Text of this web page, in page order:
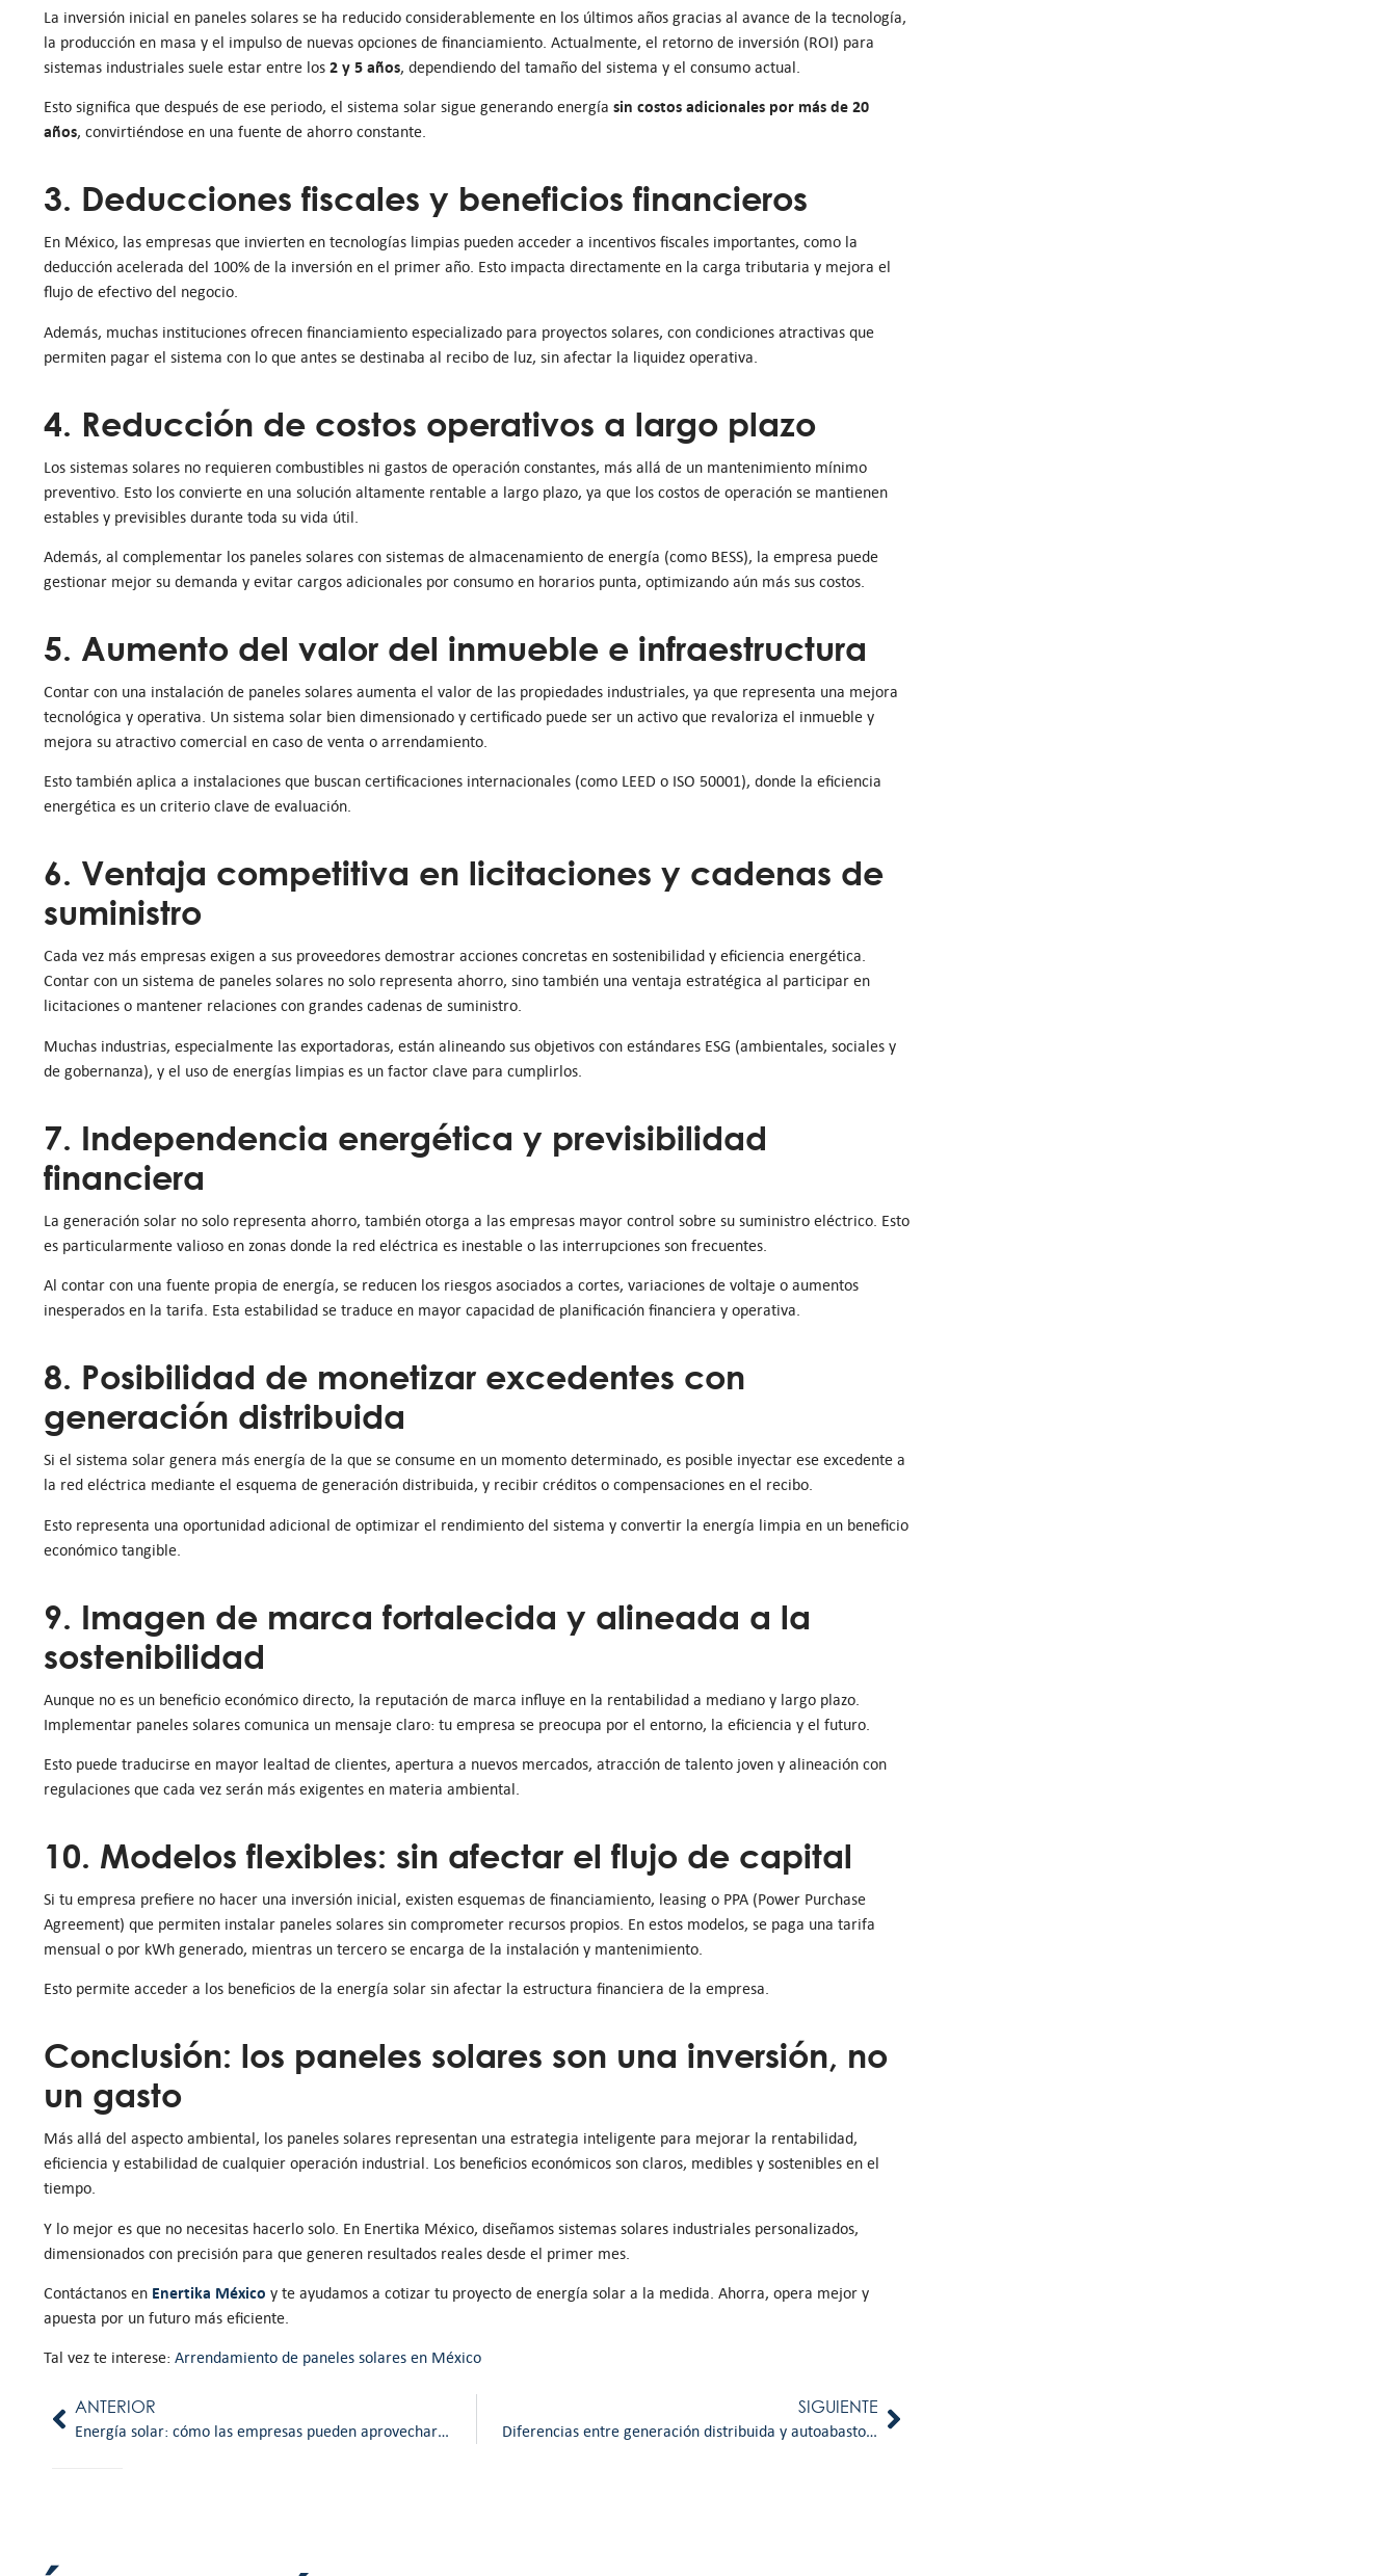
La inversión inicial en paneles solares se ha reducido considerablemente en los últimos años gracias al avance de la tecnología,
la producción en masa y el impulso de nuevas opciones de financiamiento. Actualmente, el retorno de inversión (ROI) para
sistemas industriales suele estar entre los 2 y 5 años, dependiendo del tamaño del sistema y el consumo actual.
Esto significa que después de ese periodo, el sistema solar sigue generando energía sin costos adicionales por más de 20
años, convirtiéndose en una fuente de ahorro constante.
3. Deducciones fiscales y beneficios financieros
En México, las empresas que invierten en tecnologías limpias pueden acceder a incentivos fiscales importantes, como la
deducción acelerada del 100% de la inversión en el primer año. Esto impacta directamente en la carga tributaria y mejora el
flujo de efectivo del negocio.
Además, muchas instituciones ofrecen financiamiento especializado para proyectos solares, con condiciones atractivas que
permiten pagar el sistema con lo que antes se destinaba al recibo de luz, sin afectar la liquidez operativa.
4. Reducción de costos operativos a largo plazo
Los sistemas solares no requieren combustibles ni gastos de operación constantes, más allá de un mantenimiento mínimo
preventivo. Esto los convierte en una solución altamente rentable a largo plazo, ya que los costos de operación se mantienen
estables y previsibles durante toda su vida útil.
Además, al complementar los paneles solares con sistemas de almacenamiento de energía (como BESS), la empresa puede
gestionar mejor su demanda y evitar cargos adicionales por consumo en horarios punta, optimizando aún más sus costos.
5. Aumento del valor del inmueble e infraestructura
Contar con una instalación de paneles solares aumenta el valor de las propiedades industriales, ya que representa una mejora
tecnológica y operativa. Un sistema solar bien dimensionado y certificado puede ser un activo que revaloriza el inmueble y
mejora su atractivo comercial en caso de venta o arrendamiento.
Esto también aplica a instalaciones que buscan certificaciones internacionales (como LEED o ISO 50001), donde la eficiencia
energética es un criterio clave de evaluación.
6. Ventaja competitiva en licitaciones y cadenas de
suministro
Cada vez más empresas exigen a sus proveedores demostrar acciones concretas en sostenibilidad y eficiencia energética.
Contar con un sistema de paneles solares no solo representa ahorro, sino también una ventaja estratégica al participar en
licitaciones o mantener relaciones con grandes cadenas de suministro.
Muchas industrias, especialmente las exportadoras, están alineando sus objetivos con estándares ESG (ambientales, sociales y
de gobernanza), y el uso de energías limpias es un factor clave para cumplirlos.
7. Independencia energética y previsibilidad
financiera
La generación solar no solo representa ahorro, también otorga a las empresas mayor control sobre su suministro eléctrico. Esto
es particularmente valioso en zonas donde la red eléctrica es inestable o las interrupciones son frecuentes.
Al contar con una fuente propia de energía, se reducen los riesgos asociados a cortes, variaciones de voltaje o aumentos
inesperados en la tarifa. Esta estabilidad se traduce en mayor capacidad de planificación financiera y operativa.
8. Posibilidad de monetizar excedentes con
generación distribuida
Si el sistema solar genera más energía de la que se consume en un momento determinado, es posible inyectar ese excedente a
la red eléctrica mediante el esquema de generación distribuida, y recibir créditos o compensaciones en el recibo.
Esto representa una oportunidad adicional de optimizar el rendimiento del sistema y convertir la energía limpia en un beneficio
económico tangible.
9. Imagen de marca fortalecida y alineada a la
sostenibilidad
Aunque no es un beneficio económico directo, la reputación de marca influye en la rentabilidad a mediano y largo plazo.
Implementar paneles solares comunica un mensaje claro: tu empresa se preocupa por el entorno, la eficiencia y el futuro.
Esto puede traducirse en mayor lealtad de clientes, apertura a nuevos mercados, atracción de talento joven y alineación con
regulaciones que cada vez serán más exigentes en materia ambiental.
10. Modelos flexibles: sin afectar el flujo de capital
Si tu empresa prefiere no hacer una inversión inicial, existen esquemas de financiamiento, leasing o PPA (Power Purchase
Agreement) que permiten instalar paneles solares sin comprometer recursos propios. En estos modelos, se paga una tarifa
mensual o por kWh generado, mientras un tercero se encarga de la instalación y mantenimiento.
Esto permite acceder a los beneficios de la energía solar sin afectar la estructura financiera de la empresa.
Conclusión: los paneles solares son una inversión, no
un gasto
Más allá del aspecto ambiental, los paneles solares representan una estrategia inteligente para mejorar la rentabilidad,
eficiencia y estabilidad de cualquier operación industrial. Los beneficios económicos son claros, medibles y sostenibles en el
tiempo.
Y lo mejor es que no necesitas hacerlo solo. En Enertika México, diseñamos sistemas solares industriales personalizados,
dimensionados con precisión para que generen resultados reales desde el primer mes.
Contáctanos en Enertika México y te ayudamos a cotizar tu proyecto de energía solar a la medida. Ahorra, opera mejor y
apuesta por un futuro más eficiente.
Tal vez te interese: Arrendamiento de paneles solares en México
ANTERIOR
Energía solar: cómo las empresas pueden aprovechar la radiación solar más alta del país
SIGUIENTE
Diferencias entre generación distribuida y autoabasto: lo que debes saber antes de instalar paneles solares